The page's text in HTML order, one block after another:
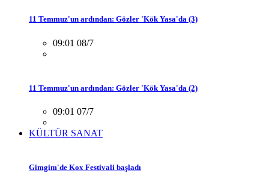
11 Temmuz'un ardından: Gözler 'Kök Yasa'da (3)
09:01 08/7
11 Temmuz'un ardından: Gözler 'Kök Yasa'da (2)
09:01 07/7
KÜLTÜR SANAT
Gimgim'de Kox Festivali başladı